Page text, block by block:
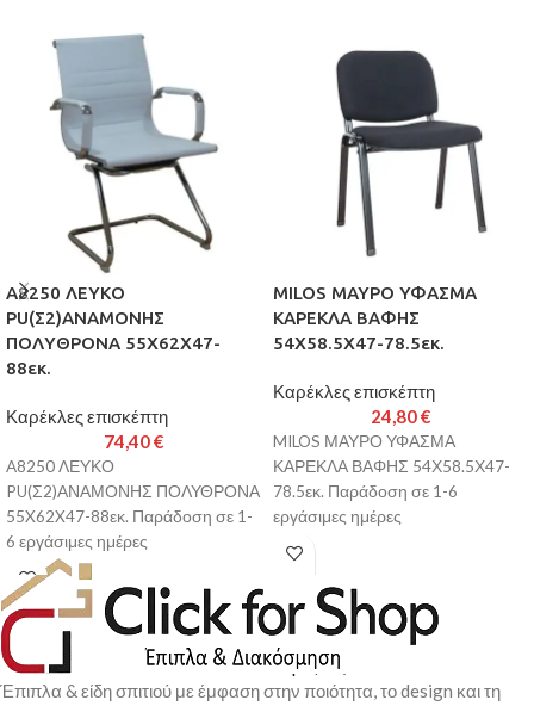
A8250 ΛΕΥΚΟ
PU(Σ2)ΑΝΑΜΟΝΗΣ
ΠΟΛΥΘΡΟΝΑ 55X62X47-
88εκ.
Καρέκλες επισκέπτη
74,40€
A8250 ΛΕΥΚΟ
PU(Σ2)ΑΝΑΜΟΝΗΣ ΠΟΛΥΘΡΟΝΑ
55X62X47-88εκ. Παράδοση σε 1-
6 εργάσιμες ημέρες
MILOS ΜΑΥΡΟ ΥΦΑΣΜΑ
ΚΑΡΕΚΛΑ ΒΑΦΗΣ
54Χ58.5Χ47-78.5εκ.
Καρέκλες επισκέπτη
24,80€
MILOS ΜΑΥΡΟ ΥΦΑΣΜΑ
ΚΑΡΕΚΛΑ ΒΑΦΗΣ 54Χ58.5Χ47-
78.5εκ. Παράδοση σε 1-6
εργάσιμες ημέρες
Έπιπλα & είδη σπιτιού με έμφαση στην ποιότητα, το design και τη